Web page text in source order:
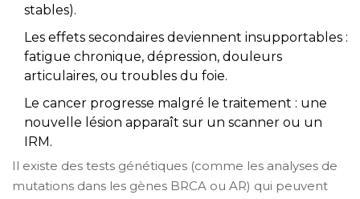
stables).
Les effets secondaires deviennent insupportables :
fatigue chronique, dépression, douleurs
articulaires, ou troubles du foie.
Le cancer progresse malgré le traitement : une
nouvelle lésion apparaît sur un scanner ou un
IRM.
Il existe des tests génétiques (comme les analyses de
mutations dans les gènes BRCA ou AR) qui peuvent